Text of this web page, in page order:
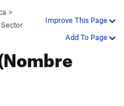
Improve This Page
Add To Page
>